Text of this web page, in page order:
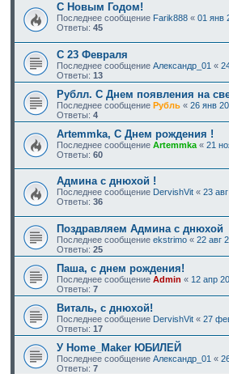
C Новым Годом!
Последнее сообщение Farik888 «01 янв
Ответы:45
С 23 Февраля
Последнее сообщениеАлександр_01 «
Ответы:13
Рублл. С Днем появления на
Последнее сообщениеРубль «26 янв
Ответы:4
Artemmka, С Днем рождения !
Последнее сообщениеArtemmka «21
Ответы:60
Админа с днюхой !
Последнее сообщение DervishVit «23
Ответы:36
Поздравляем Админа с днюхой
Последнее сообщениеekstrimo «22 авг
Ответы:25
Паша, с днем рождения!
Последнее сообщениеAdmin « 12 апр
Ответы:7
Виталь, с днюхой!
Последнее сообщение DervishVit «27
Ответы:17
У Home_Maker ЮБИЛЕЙ
Последнее сообщениеАлександр_01 «
Ответы:7